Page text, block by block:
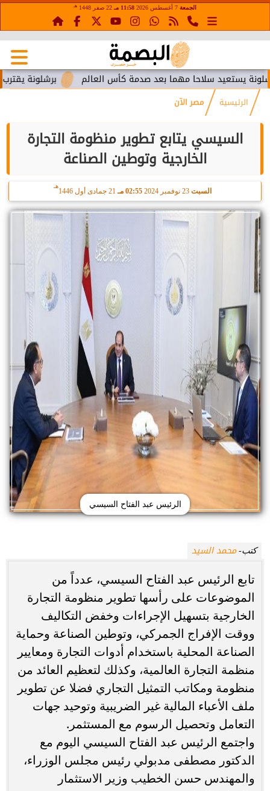
الجمعة 11:58 مـ 22 صفر 1448 هـ
برشلونة يقترب من سلاحا مهما بعد صدمة كأس العالم
الرئيسية مصر الآن
السيسي يتابع تطوير منظومة التجارة
الخارجية وتوطين الصناعة
السبت 02:55 مـ 21 جمادى أول 1446
هـ
الرئيس عبد الفتاح السيسي
كتب-محمد السيد
تابع الرئيس عبد الفتاح السيسي، عدداً من
الموضوعات على رأسها تطوير منظومة التجارة
الخارجية بتسهيل الإجراءات وخفض التكاليف
ووقت الإفراج الجمركي، وتوطين الصناعة وحماية
الصناعة المحلية باستخدام أدوات التجارة ومعايير
منظمة التجارة العالمية، وكذلك لتعظيم العائد من
منظومة ومكاتب التمثيل التجاري فضلا عن تطوير
ملف الأعباء المالية غير الضريبية وتوحيد جهات
التعامل وتحصيل الرسوم مع المستثمر.
واجتمع الرئيس عبد الفتاح السيسي اليوم مع
الدكتور مصطفى مدبولي رئيس مجلس الوزراء،
والمهندس حسن الخطيب وزير الاستثمار